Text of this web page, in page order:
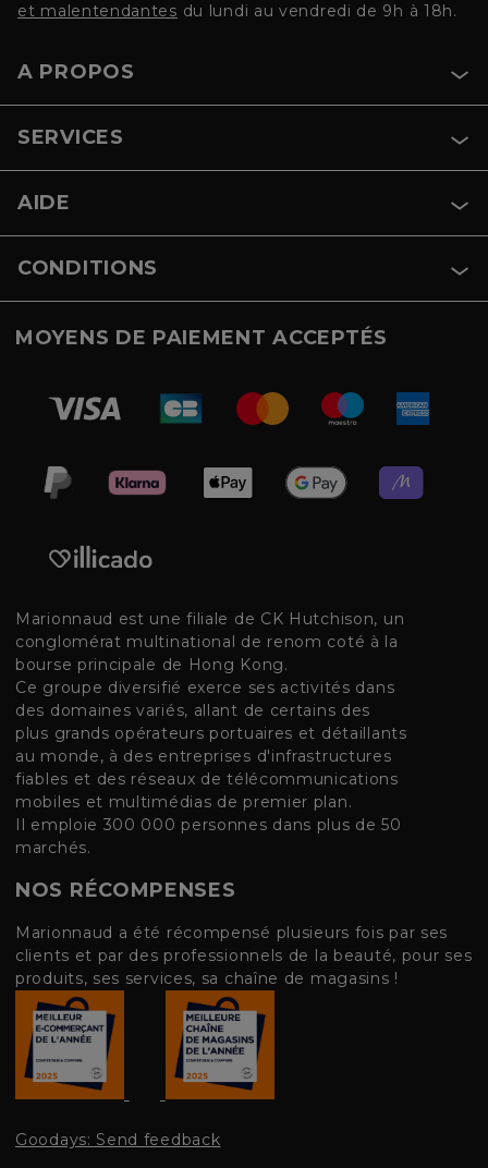
et malentendantes du lundi au vendredi de 9h à 18h.
A PROPOS
SERVICES
AIDE
CONDITIONS
MOYENS DE PAIEMENT ACCEPTÉS
Marionnaud est une filiale de CK Hutchison, un
conglomérat multinational de renom coté à la
bourse principale de Hong Kong.
Ce groupe diversifié exerce ses activités dans
des domaines variés, allant de certains des
plus grands opérateurs portuaires et détaillants
au monde, à des entreprises d'infrastructures
fiables et des réseaux de télécommunications
mobiles et multimédias de premier plan.
Il emploie 300 000 personnes dans plus de 50
marchés.
NOS RÉCOMPENSES
Marionnaud a été récompensé plusieurs fois par ses
clients et par des professionnels de la beauté, pour ses
produits, ses services, sa chaîne de magasins !
Goodays: Send feedback